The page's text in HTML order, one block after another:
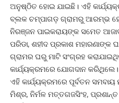
ଅନୁଷ୍ଠିତ ହୋଇ ଯାଇଛି। ଏହି
ବ୍ଲକ ଚମ୍ପାଗଡ଼ ଗ୍ରାମରୁ ଆରମ୍ଭ
ନିରଞ୍ଜନ ପାଇକରାୟଙ୍କ ସମେତ
ପରିଡା, ଶହୀଦ ପ୍ରକାଶ ମହାରଣାଙ୍କ
ଗ୍ରାମର ଘରୁ ମାଟି ସଂଗ୍ରହ
କାର୍ଯ୍ୟକ୍ରମରେ ଯୋଗଦାନ କରିଥିଲେ।
ଏହି କାର୍ଯ୍ୟକ୍ରମରେ ପୂର୍ବତନ ସମବାୟ
ମିଶ୍ର, ନିର୍ମଳ ମତ୍ତଗଜସିଂହ,